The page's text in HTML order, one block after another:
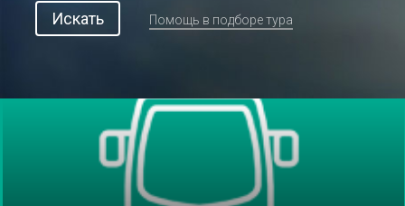
Искать Помощь в подборе тура